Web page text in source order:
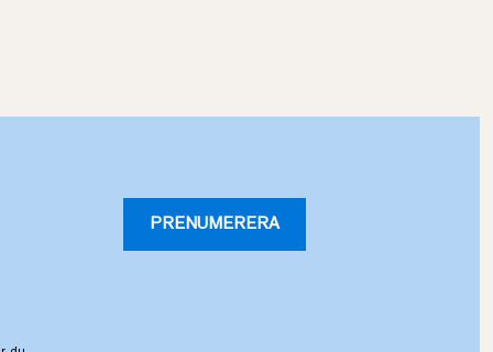
PRENUMERERA